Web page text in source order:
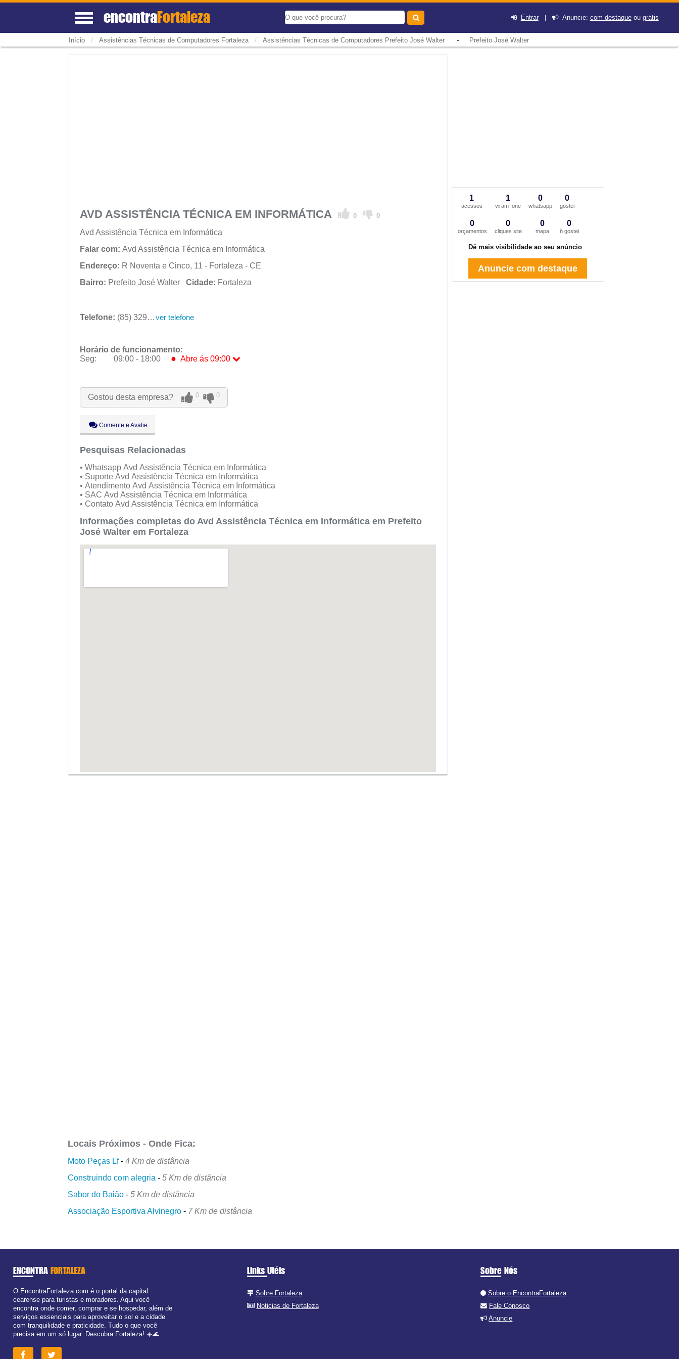
encontraFortaleza Entrar| Anuncie: com destaqueou grátis
Início / Assistências Técnicas de Computadores Fortaleza / Assistências Técnicas de Computadores Prefeito José Walter- Prefeito José Walter
AVD ASSISTÊNCIA TÉCNICA EM INFORMÁTICA 0 0
Avd Assistência Técnica em Informática
Falar com: Avd Assistência Técnica em Informática
Endereço: R Noventa e Cinco, 11 - Fortaleza - CE
Bairro: Prefeito José Walter Cidade: Fortaleza
Telefone: (85) 3291-6623 ver telefone
Horário de funcionamento:
Seg:
09:00 - 18:00 ● Abre ás 09:00
Qua:
09:00 - 18:00
Qui:
09:00 - 18:00
Sáb:
Dom:
Fechado
Gostou desta empresa? 0 0
Comente e Avalie
Pesquisas Relacionadas
• Whatsapp Avd Assistência Técnica em Informática
• Suporte Avd Assistência Técnica em Informática
• Atendimento Avd Assistência Técnica em Informática
• SAC Avd Assistência Técnica em Informática
• Contato Avd Assistência Técnica em Informática
Informações completas do Avd Assistência Técnica em Informática em Prefeito
José Walter em Fortaleza
Locais Próximos - Onde Fica:
Moto Peças Lf-4 Km de distância
Construindo com alegria -5 Km de distância
Sabor do Baião -5 Km de distância
Associação Esportiva Alvinegro - 7 Km de distância
1
acessos
1
viram fone
0
whatsapp
0
gostei
0
orçamentos
0
cliques site
0
mapa
0
ñ gostei
Dê mais visibilidade ao seu anúncio
Anuncie com destaque
ENCONTRA FORTALEZA
O EncontraFortaleza.com é o portal da capital
cearense para turistas e moradores. Aqui você
encontra onde comer, comprar e se hospedar, além de
serviços essenciais para aproveitar o sol e a cidade
com tranquilidade e praticidade. Tudo o que você
precisa em um só lugar. Descubra Fortaleza! ☀️🌊
Links Utéis
Sobre Fortaleza
Noticias de Fortaleza
Sobre Nós
Sobre o EncontraFortaleza
Fale Conosco
Anuncie